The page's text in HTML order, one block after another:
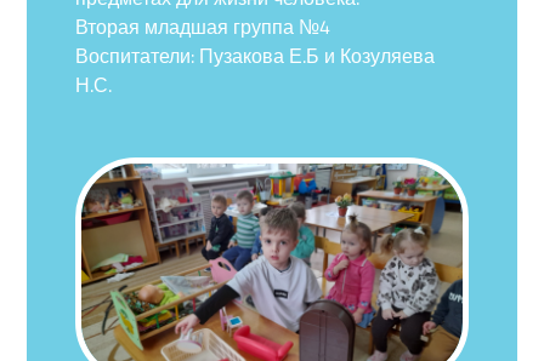
Вторая младшая группа №4
Воспитатели: Пузакова Е.Б и Козуляева
Н.С.